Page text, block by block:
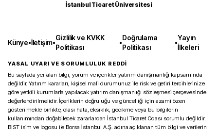
İstanbul Ticaret Üniversitesi
Künye•İletişim•
Gizlilik ve KVKK
Politikası
•
Doğrulama
Politikası
•
Yayın
İlkeleri
YASAL UYARI VE SORUMLULUK REDDİ
Bu sayfada yer alan bilgi, yorum ve içerikler yatırım danışmanlığı kapsamında
değildir. Yatırım kararları, kişisel mali durumunuz ile risk ve getiri tercihlerinize
göre yetkili kurumlarla yapılacak yatırım danışmanlığı sözleşmesi çerçevesinde
değerlendirilmelidir. İçeriklerin doğruluğu ve güncelliği için azami özen
gösterilmekle birlikte, olası hata, eksiklik, gecikme veya bu bilgilerin
kullanımından doğabilecek zararlardan İstanbul Ticaret Odası sorumlu değildir.
BIST isim ve logosu ile Borsa İstanbul A.Ş. adına açıklanan tüm bilgi ve verilerin